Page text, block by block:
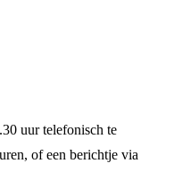
uur telefonisch te
of een berichtje via